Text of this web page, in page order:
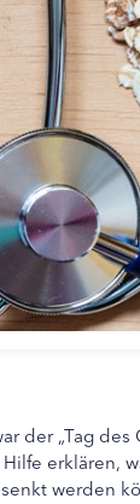
der „Tag
erklären,
werden